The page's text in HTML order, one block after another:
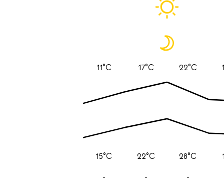
11°C
15°C
-
17°C
22°C
-
22°C
28°C
-